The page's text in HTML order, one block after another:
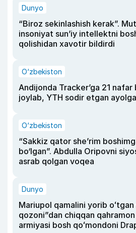
Dunyo
“Biroz sekinlashish kerak”.
insoniyat sun’iy intellektni
qolishidan xavotir bildirdi
O‘zbekiston
Andijonda Tracker’ga 21 nafar
joylab, YTH sodir etgan
O‘zbekiston
“Sakkiz qator she’rim
bo‘lgan”. Abdulla Oripovni
asrab qolgan voqea
Dunyo
Mariupol qamalini yorib oʻtgan
qozoni”dan chiqqan
armiyasi bosh qoʻmondoni